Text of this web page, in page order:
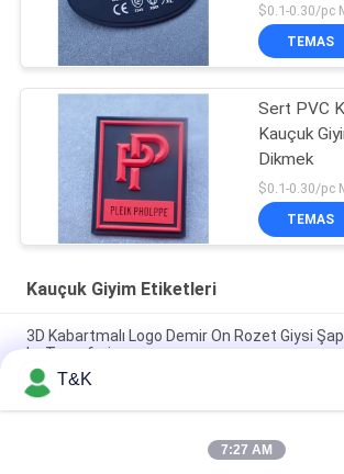
$0.1-0.30/pc
TEMAS
Sert PVC
Kauçuk
Dikmek
$0.1-0.30/pc
TEMAS
Kauçuk Giyim Etiketleri
3D Kabartmalı Logo Demir On Rozet Giysi
Isı Transferi
Terlik için PVC Kabartmalı Logo Yumuşak 3D
Özel
Çevre Dostu PVC Kauçuk Yamalar Kabartmalı
T&K
7:27 AM